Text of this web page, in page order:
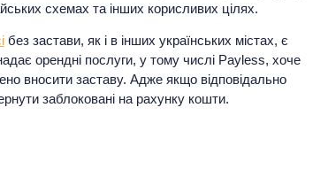
схемах та інших корисливих цілях.
без застави, як і в інших українських містах, є
орендні послуги, у тому числі Payless, хоче
вносити заставу. Адже якщо відповідально
заблоковані на рахунку кошти.